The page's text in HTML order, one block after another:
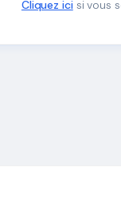
Cliquez icisi vous